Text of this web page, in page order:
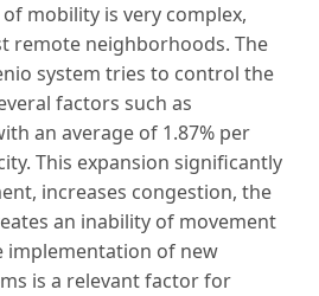
mobility is very complex,
remote neighborhoods. The
system tries to control the
factors such as
an average of 1.87% per
This expansion significantly
increases congestion, the
an inability of movement
implementation of new
is a relevant factor for